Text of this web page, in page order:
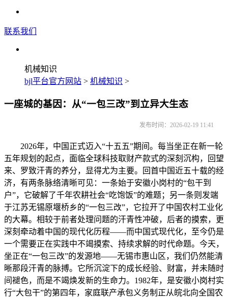
联系我们
机械知识
bjl平台官方网站 > 机械知识 >
一座城的基因：从“一包三改”到立异大生态
发布时间：2026-02-19 11:41
2026年，中国正式迈入“十五五”期间。每当坐正在新一轮
五年规划的起点，面临全球科技取财产款式的深刻沉构，回望
来、罗致汗青的养分，显得尤为主要。回首中国近五十载的经
济，有两条脉络清晰可见：一条始于安徽小岗村的“包干到
户”，它破解了千年农耕社会“吃饱饭”的难题；另一条则发端
于江苏无锡原堰桥乡的“一包三改”，它拉开了中国农村工业化
的大幕。相较于前者处理问题的汗青性冲破，后者的摸索，更
深刻牵动着中国的现代化历程——而中国式现代化，至今仍是
一个需要正在实践中不竭摸索、持续求解的时代命题。今天，
坐正在“一包三改”的发源地——无锡市惠山区，我们仍然能清
晰那段汗青的脉搏。它所沉淀下的成长经验、财富，并未随时
间褪色，而是不竭焕发新的生命力。1982年，是安徽小岗村实
行“大包干”的第四年，家庭联产承包义务制正从皖北向全国农